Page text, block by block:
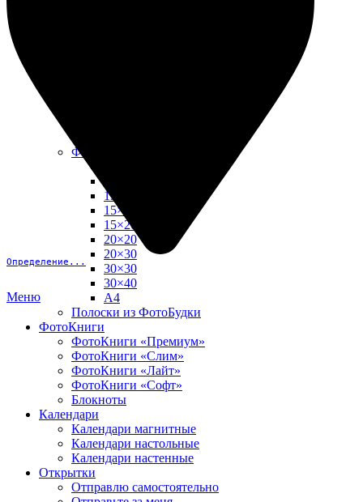
Определение...
Меню
Фото в рамке
13×18
15×15
15×20
20×20
20×30
30×30
30×40
A4
Полоски из ФотоБудки
ФотоКниги
ФотоКниги «Премиум»
ФотоКниги «Слим»
ФотоКниги «Лайт»
ФотоКниги «Софт»
Блокноты
Календари
Календари магнитные
Календари настольные
Календари настенные
Открытки
Отправлю самостоятельно